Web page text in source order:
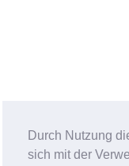
Durch Nutzung
sich mit der